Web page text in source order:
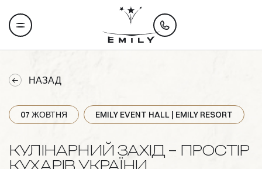
НАЗАД
07 ЖОВТНЯ EMILY EVENT HALL | EMILY RESORT
КУЛІНАРНИЙ ЗАХІД – ПРОСТІР
КУХАРІВ УКРАЇНИ